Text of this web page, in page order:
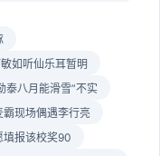
如听仙乐耳暂明
泰八月能滑雪”不实
霸现场偶遇李行亮
填报该校奖90